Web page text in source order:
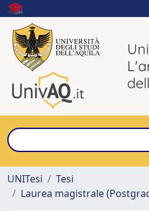
UNITesi
Tesi
Laurea magistrale